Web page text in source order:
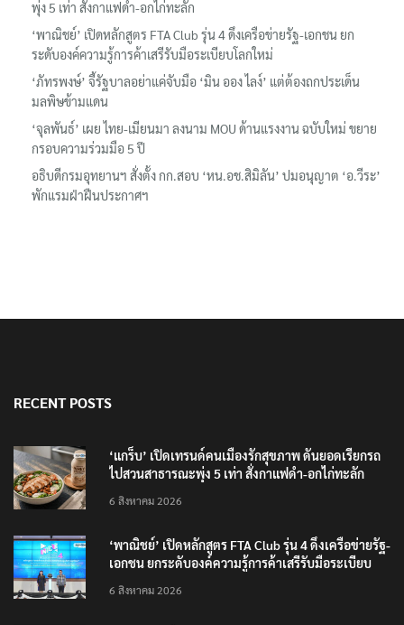
พุ่ง 5 เท่า สั่งกาแฟดำ-อกไก่ทะลัก
‘พาณิชย์’ เปิดหลักสูตร FTA Club รุ่น 4 ดึงเครือข่ายรัฐ-เอกชน ยก
ระดับองค์ความรู้การค้าเสรีรับมือระเบียบโลกใหม่
‘ภัทรพงษ์’ จี้รัฐบาลอย่าแค่จับมือ ‘มิน ออง ไลง์’ แต่ต้องถกประเด็น
มลพิษข้ามแดน
‘จุลพันธ์’ เผย ไทย-เมียนมา ลงนาม MOU ด้านแรงงาน ฉบับใหม่ ขยาย
กรอบความร่วมมือ 5 ปี
อธิบดีกรมอุทยานฯ​ สั่งตั้ง กก.สอบ ‘หน.อช.สิมิลัน’ ปมอนุญาต ‘อ.วีระ’
พักแรมฝ่าฝืนประกาศฯ
RECENT POSTS
‘แกร็บ’ เปิดเทรนด์คนเมืองรักสุขภาพ ดันยอดเรียกรถ
ไปสวนสาธารณะพุ่ง 5 เท่า สั่งกาแฟดำ-อกไก่ทะลัก
6 สิงหาคม 2026
‘พาณิชย์’ เปิดหลักสูตร FTA Club รุ่น 4 ดึงเครือข่ายรัฐ-
เอกชน ยกระดับองค์ความรู้การค้าเสรีรับมือระเบียบ
6 สิงหาคม 2026